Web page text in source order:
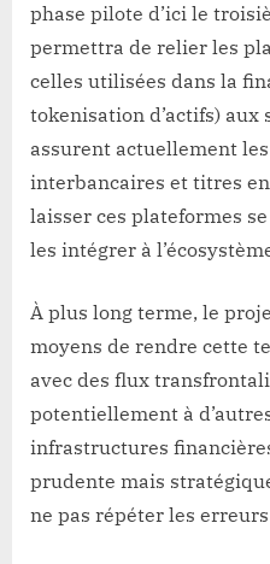
phase pilote d’ici le
permettra de relier les
celles utilisées dans la
tokenisation d’actifs) aux
assurent actuellement
interbancaires et titres en
laisser ces plateformes
les intégrer à
À plus long terme, le
moyens de rendre cette
avec des flux
potentiellement à
infrastructures
prudente mais
ne pas répéter les